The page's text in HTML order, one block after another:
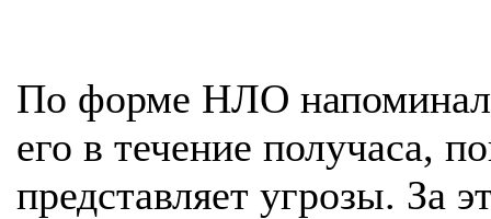
По форме НЛО напоминал
его в течение получаса,
представляет угрозы. За